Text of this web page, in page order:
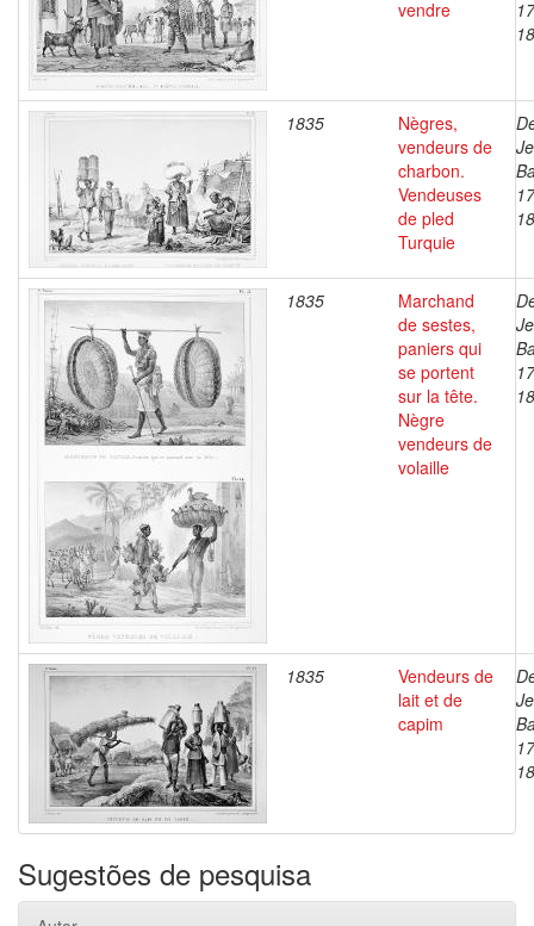
vendre
1835
Nègres,
vendeurs de
charbon.
Vendeuses
de pled
Turquie
1835
Marchand
de sestes,
paniers qui
se portent
sur la tête.
Nègre
vendeurs de
volaille
1835
Vendeurs de
lait et de
capim
Sugestões de pesquisa